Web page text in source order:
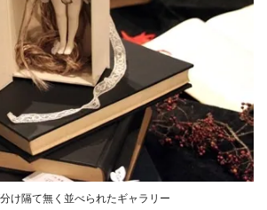
け隔て無く並べられたギャラリー